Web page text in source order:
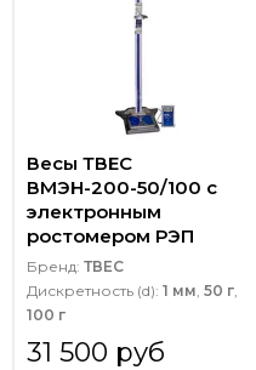
Весы ТВЕС
ВМЭН-200-50/100 с
электронным
ростомером РЭП
Бренд: ТВЕС
Дискретность (d): 1 мм, 50 г,
100 г
31 500 руб